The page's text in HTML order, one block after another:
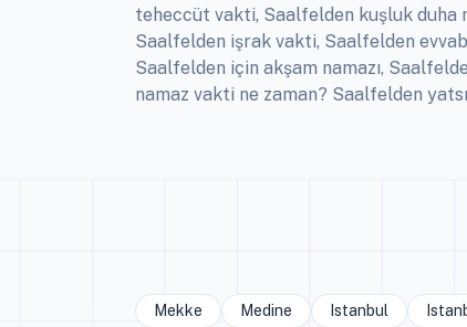
teheccüt vakti, Saalfelden kuşluk duha
Saalfelden işrak vakti, Saalfelden
Saalfelden için akşam namazı,
namaz vakti ne zaman? Saalfelden
Mekke Medine Istanbul